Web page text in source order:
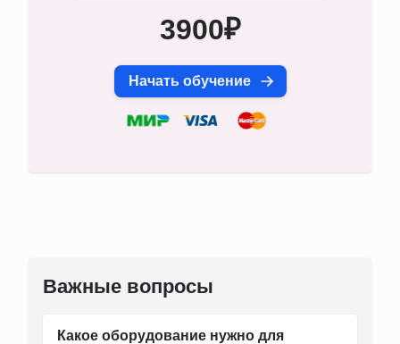
3900₽
Начать обучение
Важные вопросы
Какое оборудование нужно для